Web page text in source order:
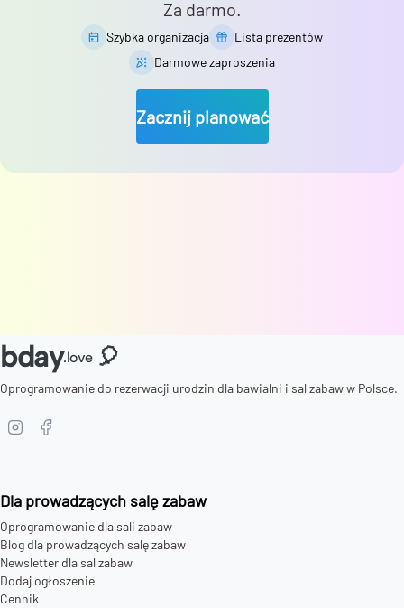
Za darmo.
Szybka organizacja
Lista prezentów
Darmowe zaproszenia
Zacznij planować
bday.love 🎈
Oprogramowanie do rezerwacji urodzin dla bawialni i sal zabaw w Polsce.
Dla prowadzących salę zabaw
Oprogramowanie dla sali zabaw
Blog dla prowadzących salę zabaw
Newsletter dla sal zabaw
Dodaj ogłoszenie
Cennik